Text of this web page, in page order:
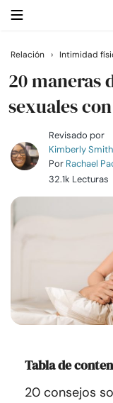
Buscar
Casarse
Relaciones
Familia
Cursos
Comunidad
Relación › Intimidad
20 maneras
sexuales
Revisado por
Kimberly
Por Rachael
32.1k Lecturas
Tabla de
20 consejos